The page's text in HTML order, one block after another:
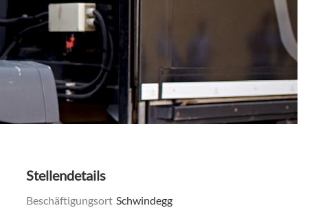
Stellendetails
Beschäftigungsort Schwindegg